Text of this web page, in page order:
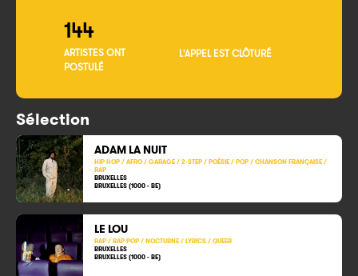
144
ARTISTES ONT
POSTULÉ
L'APPEL EST CLÔTURÉ
Sélection
ADAM LA NUIT
HIP HOP / AFRO / GARAGE / 2-STEP / POÉSIE / POP / CHANSON FRANÇAISE /
RAP
BRUXELLES
BRUXELLES (1000 - BE)
LE LOU
RAP / RAP POP / NOCTURNE / LYRICS / QUEER
BRUXELLES
BRUXELLES (1000 - BE)